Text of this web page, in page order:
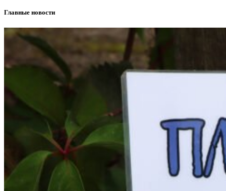
Главные новости